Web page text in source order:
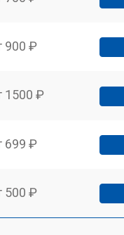
900 ₽
1500 ₽
699 ₽
500 ₽